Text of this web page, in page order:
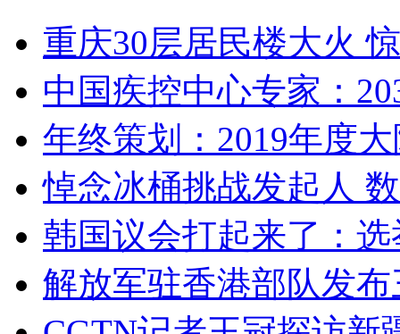
重庆30层居民楼大火
中国疾控中心专家：
年终策划：2019年度
悼念冰桶挑战发起人
韩国议会打起来了：
解放军驻香港部队发